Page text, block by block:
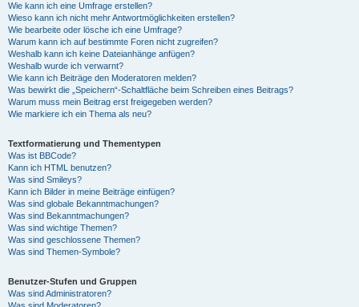
Wie kann ich eine Umfrage erstellen?
Wieso kann ich nicht mehr Antwortmöglichkeiten erstellen?
Wie bearbeite oder lösche ich eine Umfrage?
Warum kann ich auf bestimmte Foren nicht zugreifen?
Weshalb kann ich keine Dateianhänge anfügen?
Weshalb wurde ich verwarnt?
Wie kann ich Beiträge den Moderatoren melden?
Was bewirkt die „Speichern“-Schaltfläche beim Schreiben eines Beitrags?
Warum muss mein Beitrag erst freigegeben werden?
Wie markiere ich ein Thema als neu?
Textformatierung und Thementypen
Was ist BBCode?
Kann ich HTML benutzen?
Was sind Smileys?
Kann ich Bilder in meine Beiträge einfügen?
Was sind globale Bekanntmachungen?
Was sind Bekanntmachungen?
Was sind wichtige Themen?
Was sind geschlossene Themen?
Was sind Themen-Symbole?
Benutzer-Stufen und Gruppen
Was sind Administratoren?